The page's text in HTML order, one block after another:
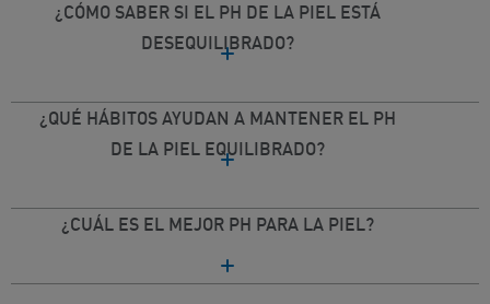
¿CÓMO SABER SI EL PH DE LA PIEL ESTÁ
DESEQUILIBRADO?
¿QUÉ HÁBITOS AYUDAN A MANTENER EL PH
DE LA PIEL EQUILIBRADO?
¿CUÁL ES EL MEJOR PH PARA LA PIEL?